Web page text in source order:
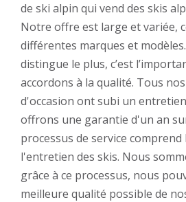
de ski alpin qui vend des skis
Notre offre est large et variée,
différentes marques et
distingue le plus, c’est
accordons à la qualité. Tous
d'occasion ont subi un
offrons une garantie d'un an
processus de service
l'entretien des skis. Nous
grâce à ce processus, nous
meilleure qualité possible de